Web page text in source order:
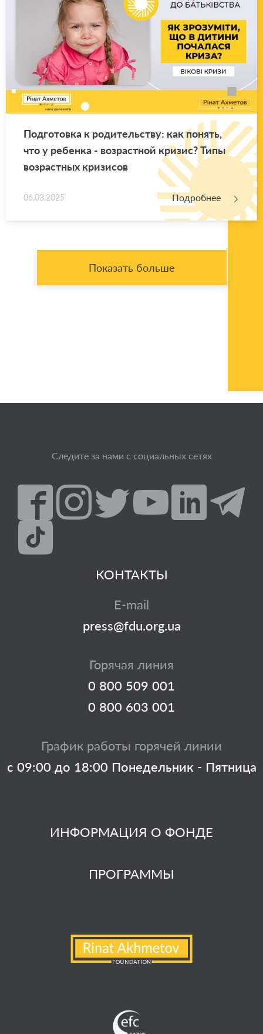
Под­го­тов­ка к ро­ди­тель­ству: как по­нять,
что у ре­бен­ка - воз­раст­ной кри­зис? Типы
воз­раст­ных кри­зи­сов
06.03.2025 Подробнее
Показать больше
Следите за нами с социальных сетях
ИНФОРМАЦИЯ О ФОНДЕ
ПРОГРАММЫ
КОНТАКТЫ
E-mail
press@fdu.org.ua
Горячая линия
0 800 509 001
0 800 603 001
График работы горячей линии
с 09:00 до 18:00 Понедельник - Пятница